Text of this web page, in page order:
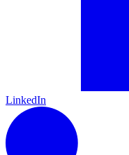
LinkedIn